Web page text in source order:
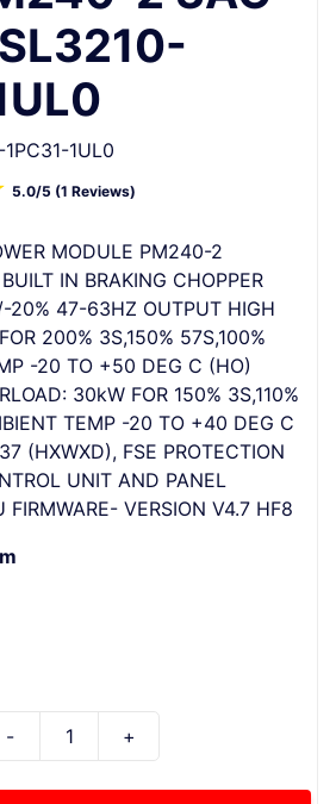
1UL0
5.0/5 (1 Reviews)
MODULE PM240-2
IN BRAKING CHOPPER
47-63HZ OUTPUT HIGH
200% 3S,150% 57S,100%
-20 TO +50 DEG C (HO)
30kW FOR 150% 3S,110%
TEMP -20 TO +40 DEG C
(HXWXD), FSE PROTECTION
UNIT AND PANEL
FIRMWARE- VERSION V4.7 HF8